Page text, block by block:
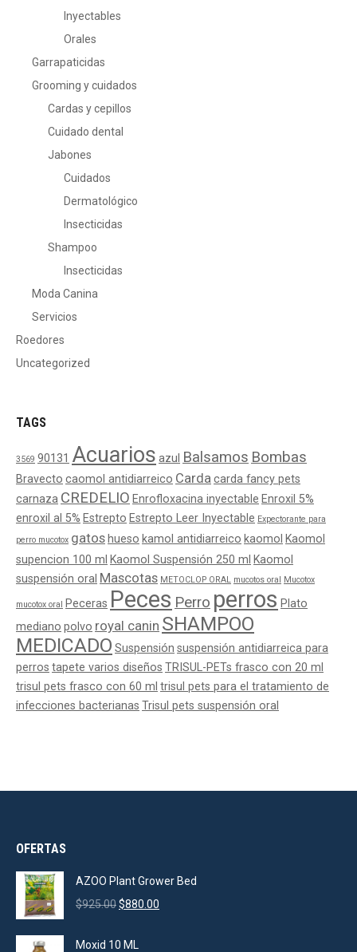
Inyectables
Orales
Garrapaticidas
Grooming y cuidados
Cardas y cepillos
Cuidado dental
Jabones
Cuidados
Dermatológico
Insecticidas
Shampoo
Insecticidas
Moda Canina
Servicios
Roedores
Uncategorized
TAGS
3569 90131 Acuarios azul Balsamos Bombas
Bravecto caomol antidiarreico Cardacarda fancy pets
carnaza CREDELIO Enrofloxacina inyectable Enroxil 5%
enroxil al 5% Estrepto Estrepto Leer Inyectable Expectorante para
perro mucotox gatos hueso kamol antidiarreico kaomol Kaomol
supencion 100 ml Kaomol Suspensión 250 ml Kaomol
suspensión oral Mascotas METOCLOP ORAL mucotos oral Mucotox
mucotox oral Peceras Peces Perro perros Plato
mediano polvo royal canin SHAMPOO
MEDICADO Suspensión suspensión antidiarreica para
perros tapete varios diseños TRISUL-PETs frasco con 20 ml
trisul pets frasco con 60 ml trisul pets para el tratamiento de
infecciones bacterianas Trisul pets suspensión oral
OFERTAS
AZOO Plant Grower Bed
$925.00Original
was:
$880.00
Moxid 10 ML